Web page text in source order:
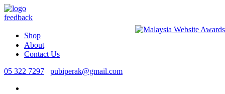
feedback
Shop
About
Contact Us
05 322 7297
pubiperak@gmail.com